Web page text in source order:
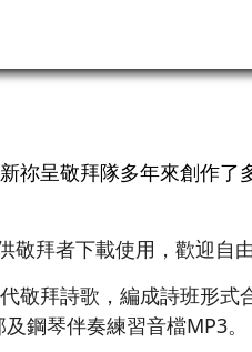
祢呈敬拜隊多年來創作了
拜者下載使用，歡迎自
敬拜詩歌，編成詩班形
鋼琴伴奏練習音檔MP3。